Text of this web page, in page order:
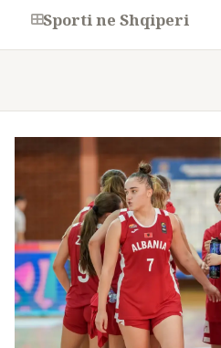
Sporti ne Shqiperi